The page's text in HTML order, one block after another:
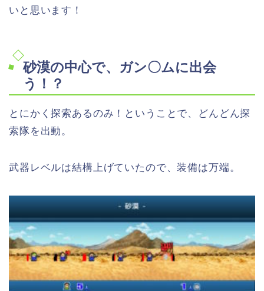
いと思います！
砂漠の中心で、ガン〇ムに出会
う！？
とにかく探索あるのみ！ということで、どんどん探
索隊を出動。
武器レベルは結構上げていたので、装備は万端。